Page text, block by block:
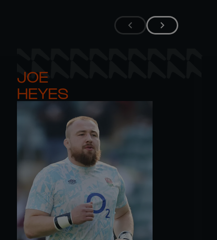
JOE
HEYES